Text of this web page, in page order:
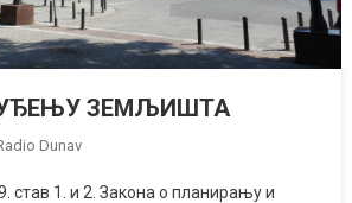
ЗЕМЉИШТА
Dunav
став 1. и 2. Закона о планирању и